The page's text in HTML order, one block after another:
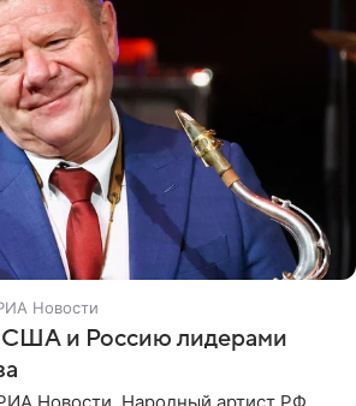
Новости
США и Россию лидерами